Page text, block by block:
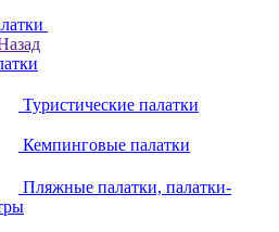
Туристические палатки
Кемпинговые палатки
Пляжные палатки, палатки-